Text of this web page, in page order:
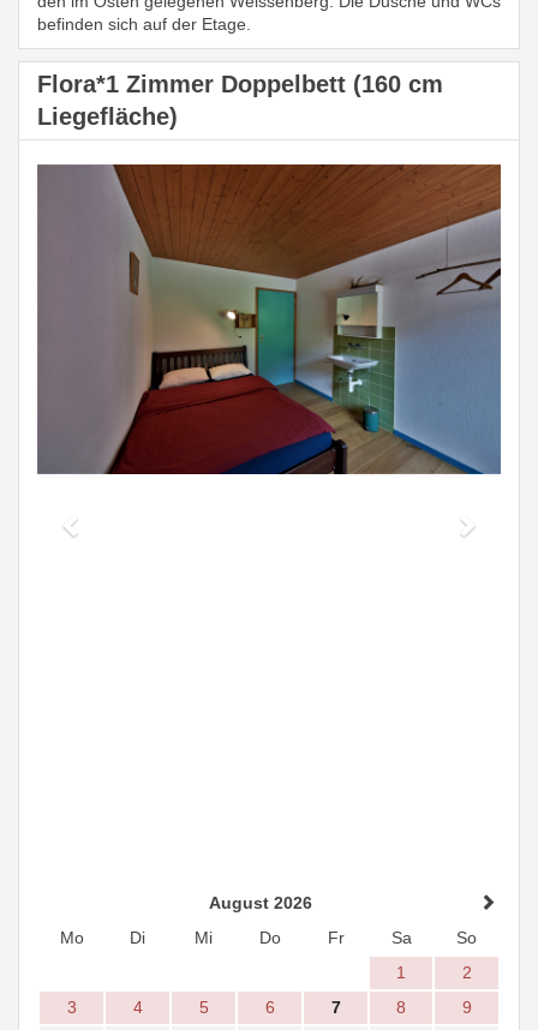
befinden sich auf der Etage.
Flora*1 Zimmer Doppelbett (160 cm
Liegefläche)
Previous Next
August 2026
Mo
Di Mi Do Fr Sa
So
1
2
3
4 5 6 7 8
9